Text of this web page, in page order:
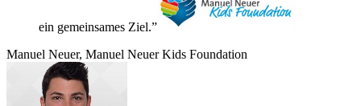
ein gemein­sa­mes Ziel.”
Manuel Neuer, Manuel Neuer Kids Foundation